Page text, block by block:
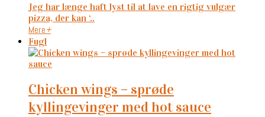
Jeg har længe haft lyst til at lave en rigtig vulgær
pizza, der kan ‘..
Mere+
Fugl
chicken wings – sprøde
kyllingevinger med hot sauce